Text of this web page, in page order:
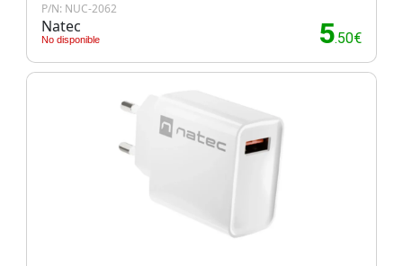
P/N: NUC-2062
Natec
No disponible 5.50€